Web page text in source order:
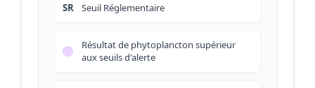
SR Seuil Réglementaire
Résultat de phytoplancton supérieur
aux seuils d'alerte